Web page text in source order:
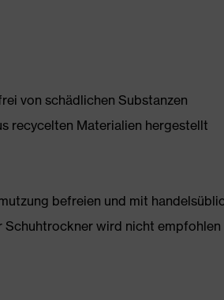
von schädlichen Substanzen
recycelten Materialien hergestellt
befreien und mit
Schuhtrockner wird nicht empfohlen